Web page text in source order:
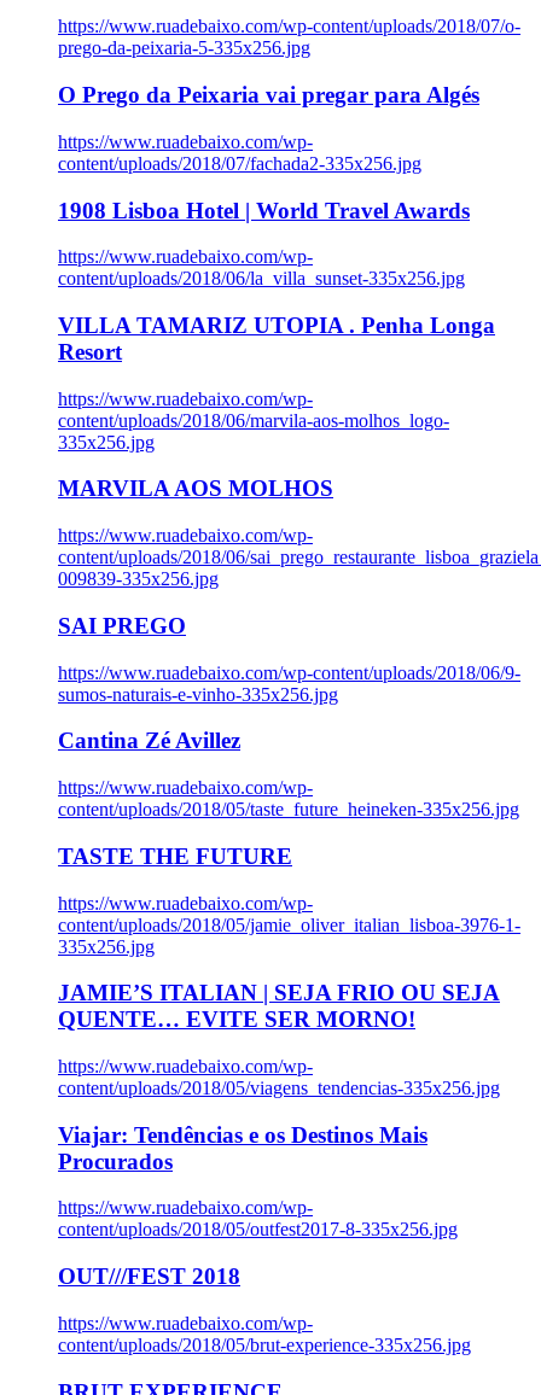
https://www.ruadebaixo.com/wp-content/uploads/2018/07/o-
prego-da-peixaria-5-335x256.jpg
O Prego da Peixaria vai pregar para Algés
https://www.ruadebaixo.com/wp-
content/uploads/2018/07/fachada2-335x256.jpg
1908 Lisboa Hotel | World Travel Awards
https://www.ruadebaixo.com/wp-
content/uploads/2018/06/la_villa_sunset-335x256.jpg
VILLA TAMARIZ UTOPIA . Penha Longa
Resort
https://www.ruadebaixo.com/wp-
content/uploads/2018/06/marvila-aos-molhos_logo-
335x256.jpg
MARVILA AOS MOLHOS
https://www.ruadebaixo.com/wp-
content/uploads/2018/06/
009839-335x256.jpg
SAI PREGO
https://www.ruadebaixo.com/wp-content/uploads/2018/06/9-
sumos-naturais-e-vinho-335x256.jpg
Cantina Zé Avillez
https://www.ruadebaixo.com/wp-
content/uploads/2018/05/taste_future_heineken-335x256.jpg
TASTE THE FUTURE
https://www.ruadebaixo.com/wp-
content/uploads/2018/05/jamie_oliver_italian_lisboa-3976-1-
335x256.jpg
JAMIE’S ITALIAN | SEJA FRIO OU SEJA
QUENTE… EVITE SER MORNO!
https://www.ruadebaixo.com/wp-
content/uploads/2018/05/viagens_tendencias-335x256.jpg
Viajar: Tendências e os Destinos Mais
Procurados
https://www.ruadebaixo.com/wp-
content/uploads/2018/05/outfest2017-8-335x256.jpg
OUT///FEST 2018
https://www.ruadebaixo.com/wp-
content/uploads/2018/05/brut-experience-335x256.jpg